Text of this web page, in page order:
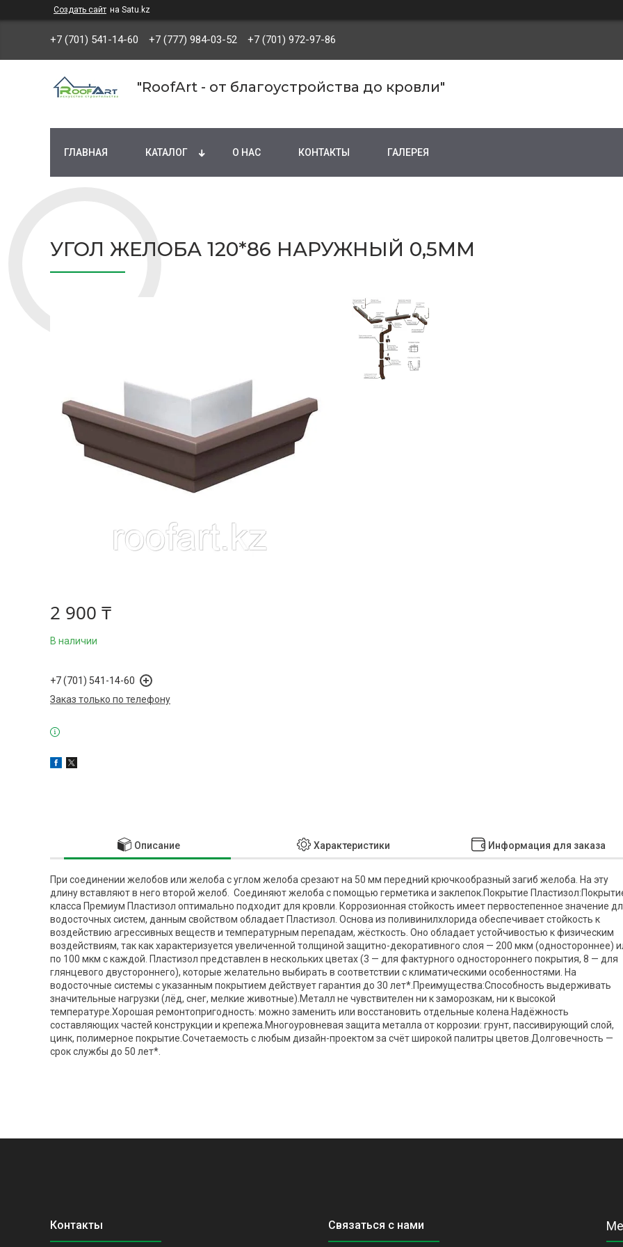
Создать сайт на Satu.kz
+7 (701) 541-14-60 +7 (777) 984-03-52 +7 (701) 972-97-86
"RoofArt - от благоустройства до кровли"
ГЛАВНАЯ КАТАЛОГ О НАС КОНТАКТЫ ГАЛЕРЕЯ
УГОЛ ЖЕЛОБА 120*86 НАРУЖНЫЙ 0,5ММ
2 900 ₸
В наличии
+7 (701) 541-14-60
Заказ только по телефону
Описание Характеристики Информация для заказа
При соединении желобов или желоба с углом желоба срезают на 50 мм передний крючкообразный загиб желоба. На эту
длину вставляют в него второй желоб. Соединяют желоба с помощью герметика и заклепок.Покрытие
класса Премиум Пластизол оптимально подходит для кровли. Коррозионная стойкость имеет первостепенное значение
водосточных систем, данным свойством обладает Пластизол. Основа из поливинилхлорида обеспечивает стойкость к
воздействию агрессивных веществ и температурным перепадам, жёсткость. Оно обладает устойчивостью к физическим
воздействиям, так как характеризуется увеличенной толщиной защитно-декоративного слоя — 200 мкм (одностороннее)
по 100 мкм с каждой. Пластизол представлен в нескольких цветах (3 — для фактурного одностороннего покрытия, 8 — для
глянцевого двустороннего), которые желательно выбирать в соответствии с климатическими особенностями. На
водосточные системы с указанным покрытием действует гарантия до 30 лет*.Преимущества:Способность выдерживать
значительные нагрузки (лёд, снег, мелкие животные).Металл не чувствителен ни к заморозкам, ни к высокой
температуре.Хорошая ремонтопригодность: можно заменить или восстановить отдельные колена.Надёжность
составляющих частей конструкции и крепежа.Многоуровневая защита металла от коррозии: грунт, пассивирующий слой,
цинк, полимерное покрытие.Сочетаемость с любым дизайн-проектом за счёт широкой палитры цветов.Долговечность —
срок службы до 50 лет*.